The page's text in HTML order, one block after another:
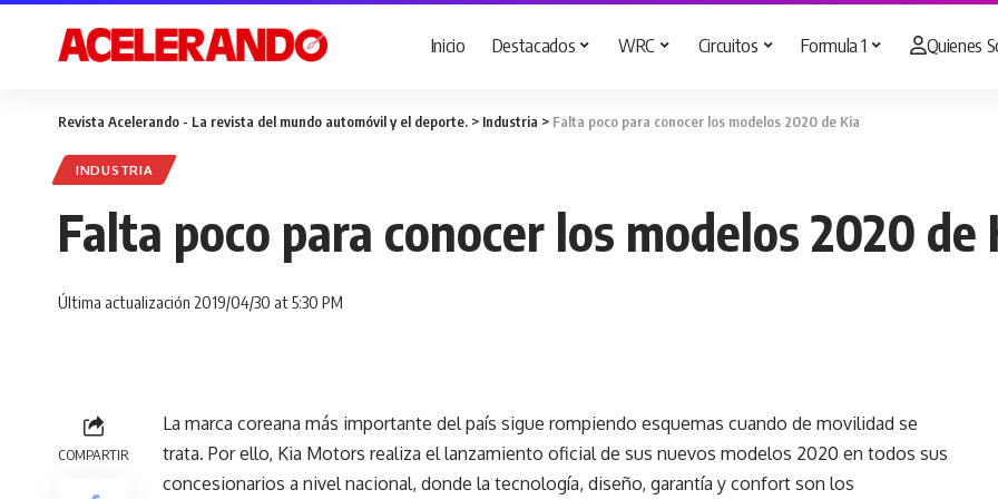
Inicio Destacados WRC Circuitos Formula 1 Quienes
Revista Acelerando - La revista del mundo automóvil y el deporte. > Industria > Falta poco para conocer los modelos 2020 de Kia
INDUSTRIA
Falta poco para conocer los modelos 2020 de
Última actualización 2019/04/30 at 5:30 PM
COMPARTIR
La marca coreana más importante del país sigue rompiendo esquemas cuando de movilidad se
trata. Por ello, Kia Motors realiza el lanzamiento oficial de sus nuevos modelos 2020 en todos sus
concesionarios a nivel nacional, donde la tecnología, diseño, garantía y confort son los